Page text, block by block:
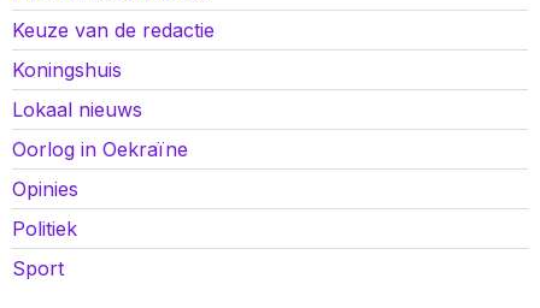
Keuze van de redactie
Koningshuis
Lokaal nieuws
Oorlog in Oekraïne
Opinies
Politiek
Sport